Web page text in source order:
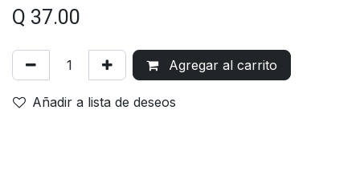
Q 37.00
Agregar al carrito
Añadir a lista de deseos